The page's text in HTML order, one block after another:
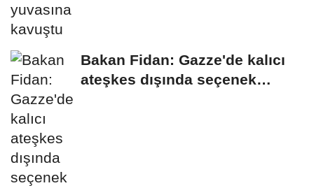
Bakan Fidan: Gazze'de kalıcı
ateşkes dışında seçenek